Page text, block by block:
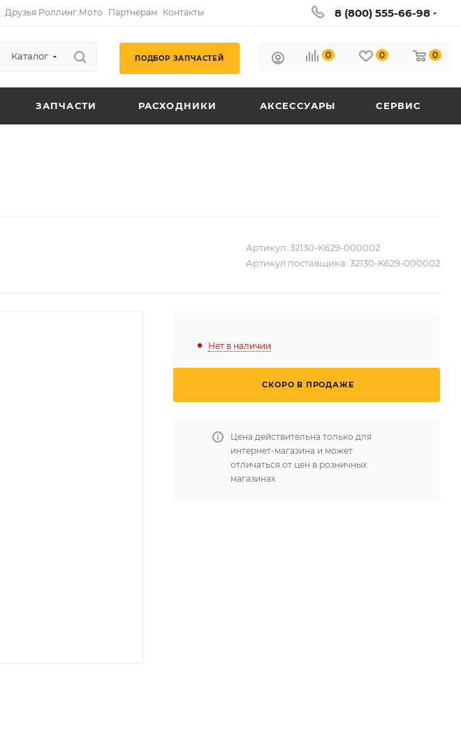
Друзья Роллинг Мото Партнёрам Контакты 8 (800) 555-66-98
Каталог ПОДБОР ЗАПЧАСТЕЙ 0 0 0
ЗАПЧАСТИ РАСХОДНИКИ АКСЕССУАРЫ СЕРВИС
Артикул: 32130-K629-000002
Артикул поставщика: 32130-K629-000002
Нет в наличии
СКОРО В ПРОДАЖЕ
Цена действительна только для
интернет-магазина и может
отличаться от цен в розничных
магазинах